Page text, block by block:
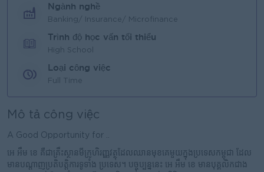
Ngành nghề
Banking/ Insurance/ Microfinance
Trình độ học vấn tối thiểu
High School
Loại công việc
Full Time
Mô tả công việc
A Good Opportunity for ..
អេ អឹម ខេ គឺជាគ្រឹះស្ថានមីក្រូហិរញ្ញវត្ថុដែលឈានមុខគេមួយក្នុងប្រទេសកម្ពុជា ដែល
មានបណ្តាញប្រតិបត្តិការទូទាំង ប្រទេស។ បច្ចុប្បន្ននេះ អេ អឹម ខេ មានបុគ្គលិកជាង